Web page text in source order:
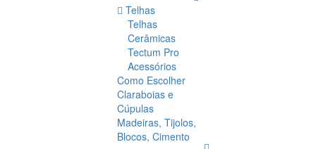
Telhas
Telhas
Cerâmicas
Tectum Pro
Acessórios
Como Escolher
Claraboias e
Cúpulas
Madeiras, Tijolos,
Blocos, Cimento